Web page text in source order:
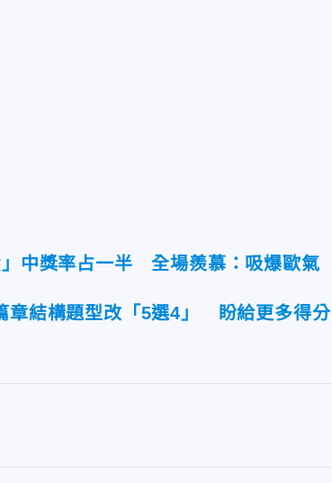
中獎率占一半 全場羨慕：吸爆歐氣
章結構題型改「5選4」 盼給更多得分